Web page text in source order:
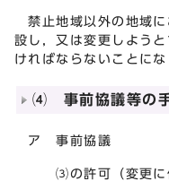
禁止地域以外の地域に
設し，又は変更しよう
ければならないことにな
⑷ 事前協議等の
ア 事前協議
⑶の許可（変更に係